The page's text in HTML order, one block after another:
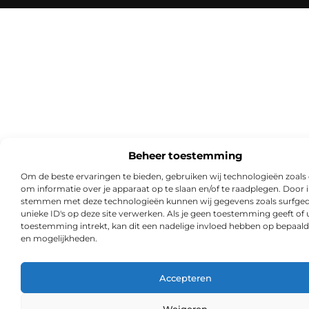
Beheer toestemming
Om de beste ervaringen te bieden, gebruiken wij technologieën zoals
om informatie over je apparaat op te slaan en/of te raadplegen. Door
stemmen met deze technologieën kunnen wij gegevens zoals
unieke ID's op deze site verwerken. Als je geen toestemming geeft of
toestemming intrekt, kan dit een nadelige invloed hebben op
en mogelijkheden.
Accepteren